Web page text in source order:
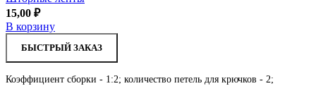
15,00 ₽
В корзину
БЫСТРЫЙ ЗАКАЗ
Коэффициент сборки - 1:2; количество петель для крючков - 2;